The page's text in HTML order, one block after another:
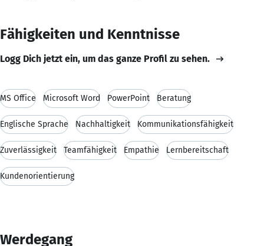
Fähigkeiten und Kenntnisse
Logg Dich jetzt ein, um das ganze Profil zu sehen.
MS Office Microsoft Word PowerPoint Beratung
Englische Sprache Nachhaltigkeit Kommunikationsfähigkeit
Zuverlässigkeit Teamfähigkeit Empathie Lernbereitschaft
Kundenorientierung
Werdegang